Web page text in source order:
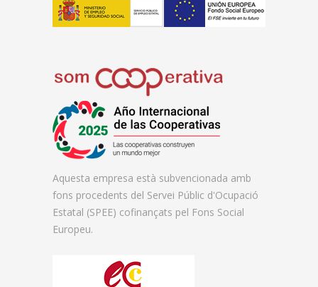
Aquesta empresa està subvencionada amb
fons procedents del Servei Públic d'Ocupació
Estatal (SPEE) cofinançats pel Fons Social
Europeu.